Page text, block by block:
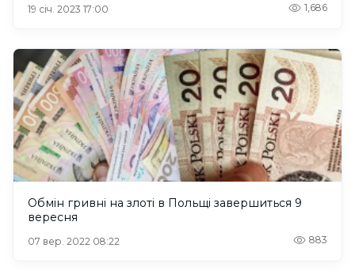
19 січ. 2023 17:00 1,686
Обмін гривні на злоті в Польщі завершиться 9
вересня
07 вер. 2022 08:22 883